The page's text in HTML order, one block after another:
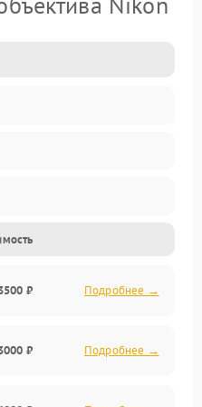
объектив с мотором/
₽ Подробнее →
₽ Подробнее →